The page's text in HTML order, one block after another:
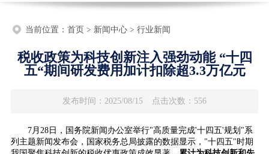
当前位置： 首页> 新闻中心> 行业新闻
税收政策为科技创新注入强劲动能 “十四
五“期间研发费用加计扣除超3.3万亿元
发布时间：2025/08/15 点击次数：556
7月28日，国务院新闻办公室举行"高质量完成'十四五'规划"系
列主题新闻发布会，国家税务总局披露的数据显示，"十四五"时期